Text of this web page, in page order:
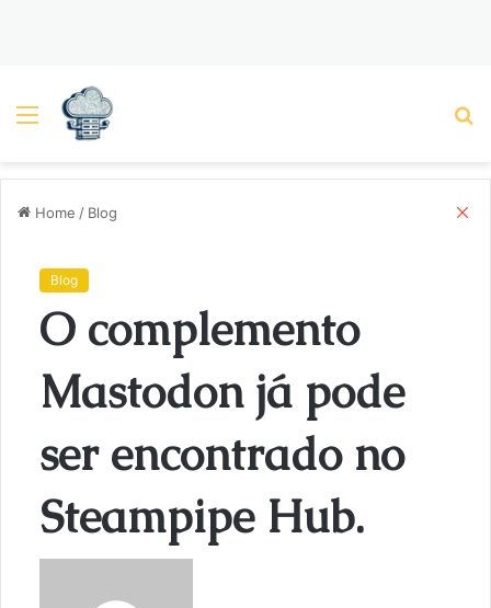
Menu
Home / Blog
Blog
O complemento
Mastodon já pode
ser encontrado no
Steampipe Hub.